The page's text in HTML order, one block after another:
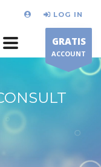
LOG IN
GRATIS
ACCOUNT